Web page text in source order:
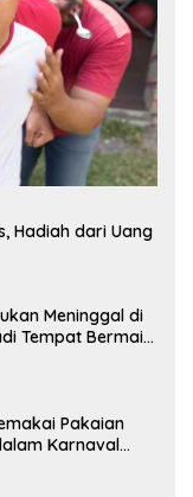
Hadiah dari Uang
Meninggal di
Tempat Bermain
Pakaian
Karnaval